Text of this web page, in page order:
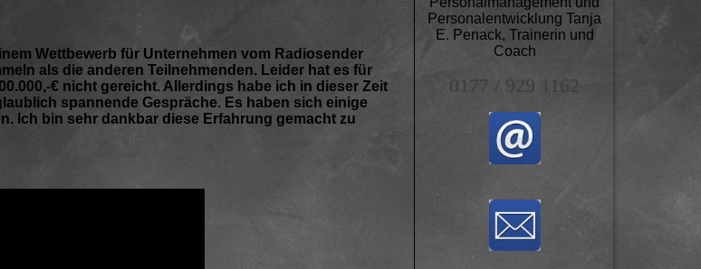
Wettbewerb für Unternehmen vom Radiosender
als die anderen Teilnehmenden. Leider hat es für
€ nicht gereicht. Allerdings habe ich in dieser Zeit
spannende Gespräche. Es haben sich einige
Ich bin sehr dankbar diese Erfahrung gemacht zu
Personalentwicklung Tanja
E. Penack, Trainerin und
Coach
0177 / 929 1162